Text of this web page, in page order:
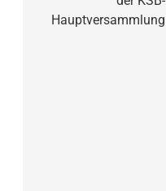
Hauptversammlung